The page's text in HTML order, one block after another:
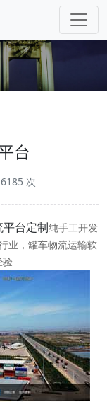
台
次
台定制纯手工开发
业，罐车物流运输软
验